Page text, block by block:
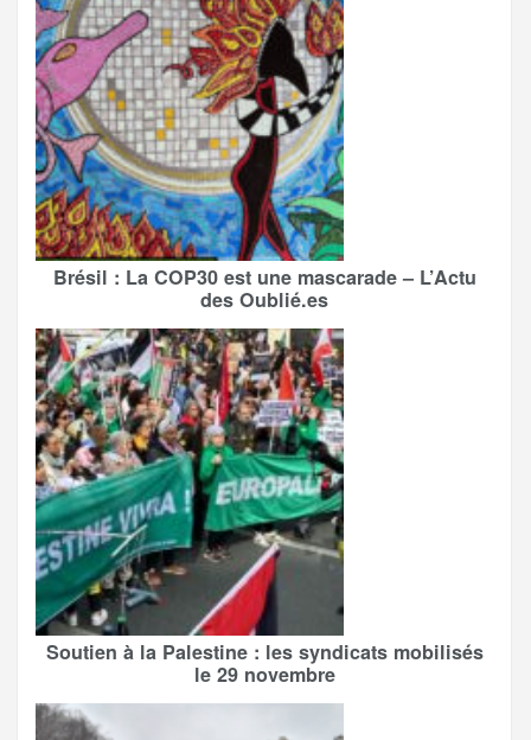
Brésil : La COP30 est une mascarade – L’Actu
des Oublié.es
Soutien à la Palestine : les syndicats mobilisés
le 29 novembre